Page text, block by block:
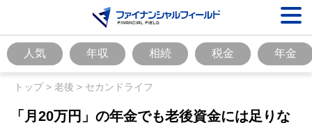
人気 年収 相続 税金 年金
トップ> 老後 > セカンドライフ
「月20万円」の年金でも老後資金には足りな